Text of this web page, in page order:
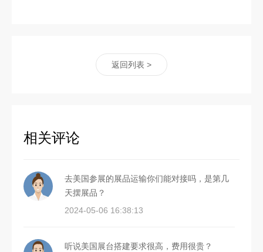
返回列表 >
相关评论
去美国参展的展品运输你们能对接吗，是第几
天摆展品？
2024-05-06 16:38:13
听说美国展台搭建要求很高，费用很贵？